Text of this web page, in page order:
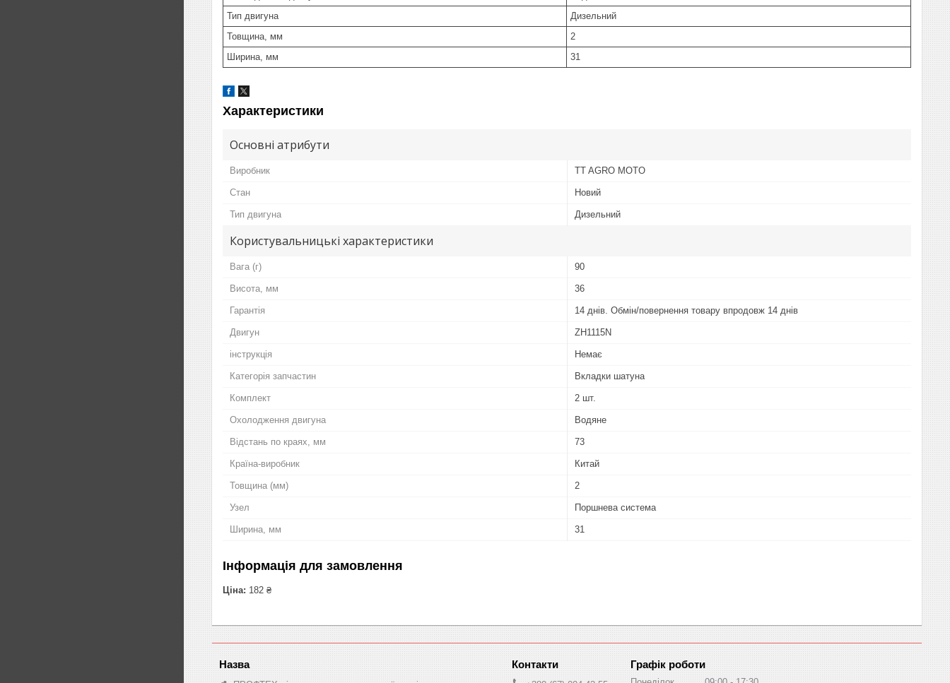
Тип двигуна
Дизельний
Товщина, мм
2
Ширина, мм
31
Характеристики
Основні атрибути
Виробник TT AGRO MOTO
Стан Новий
Тип двигуна Дизельний
Користувальницькі характеристики
Вага (г) 90
Висота, мм 36
Гарантія 14 днів. Обмін/повернення товару впродовж 14 днів
Двигун ZH1115N
інструкція Немає
Категорія запчастин Вкладки шатуна
Комплект 2 шт.
Охолодження двигуна Водяне
Відстань по краях, мм 73
Країна-виробник Китай
Товщина (мм) 2
Узел Поршнева система
Ширина, мм 31
Інформація для замовлення
Ціна: 182 ₴
Графік роботи